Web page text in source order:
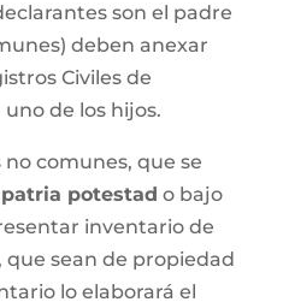
son el padre
deben anexar
Civiles de
de los hijos.
no comunes, que se
patria potestad o bajo
inventario de
que sean de propiedad
lo elaborará el